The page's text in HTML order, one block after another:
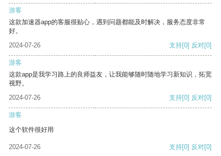
游客
这款加速器app的客服很贴心，遇到问题都能及时解决，服务态度非常
好。
2024-07-26
支持[0] 反对[0]
游客
这款app是我学习路上的良师益友，让我能够随时随地学习新知识，拓宽
视野。
2024-07-26
支持[0] 反对[0]
游客
这个软件很好用
2024-07-26 支持[0] 反对[0]